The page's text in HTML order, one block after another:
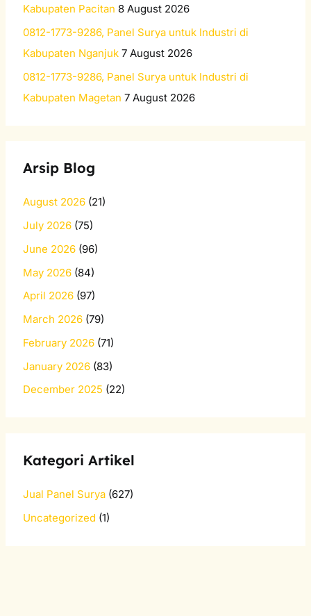
Kabupaten Pacitan 8 August 2026
0812-1773-9286, Panel Surya untuk Industri di
Kabupaten Nganjuk 7 August 2026
0812-1773-9286, Panel Surya untuk Industri di
Kabupaten Magetan 7 August 2026
Arsip Blog
August 2026 (21)
July 2026 (75)
June 2026 (96)
May 2026 (84)
April 2026 (97)
March 2026 (79)
February 2026 (71)
January 2026 (83)
December 2025 (22)
Kategori Artikel
Jual Panel Surya (627)
Uncategorized (1)